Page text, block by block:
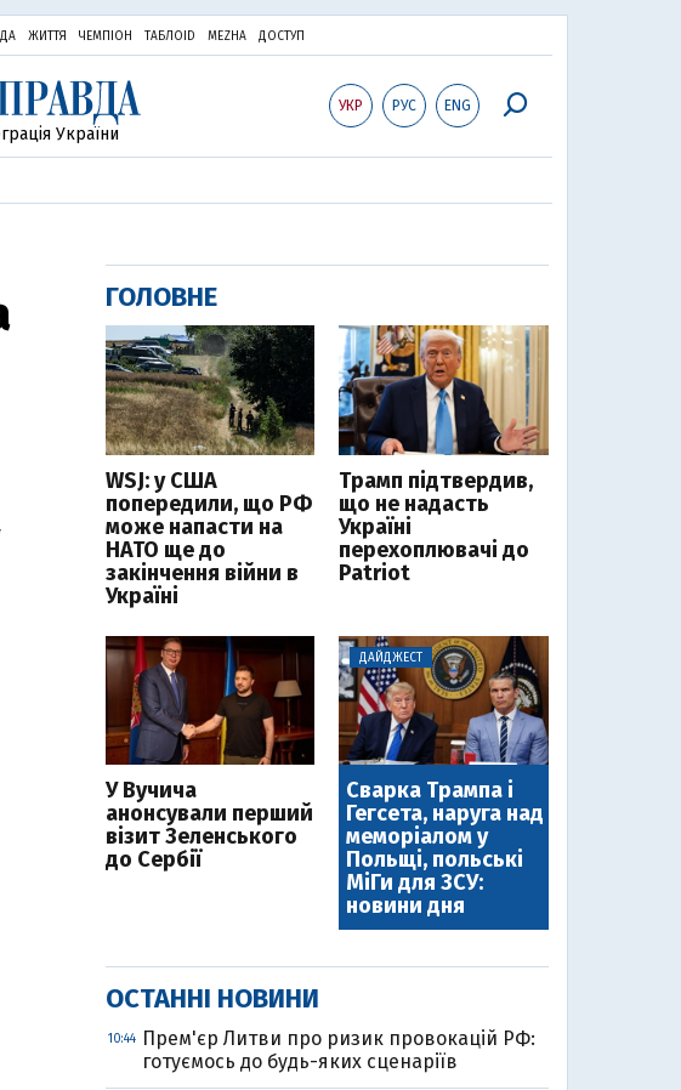
ЖИТТЯ ЧЕМПІОН ТАБЛОID MEZHA ДОСТУП
УКР РУС ENG
України
ГОЛОВНЕ
WSJ: у США
попередили, що РФ
може напасти на
НАТО ще до
закінчення війни в
Україні
Трамп підтвердив,
що не надасть
Україні
перехоплювачі до
Patriot
У Вучича
анонсували перший
візит Зеленського
до Сербії
ДАЙДЖЕСТ
Сварка Трампа і
Гегсета, наруга над
меморіалом у
Польщі, польські
МіГи для ЗСУ:
новини дня
ОСТАННІ НОВИНИ
10:44
Прем'єр Литви про ризик провокацій РФ:
готуємось до будь-яких сценаріїв